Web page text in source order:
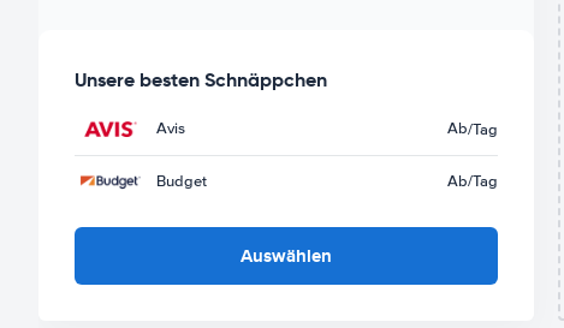
Unsere besten Schnäppchen
Avis Ab/Tag
Budget Ab/Tag
Auswählen